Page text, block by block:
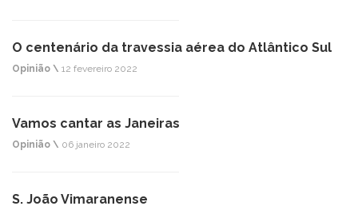
O centenário da travessia aérea do Atlântico Sul
Opinião \ 12 fevereiro 2022
Vamos cantar as Janeiras
Opinião \ 06 janeiro 2022
S. João Vimaranense